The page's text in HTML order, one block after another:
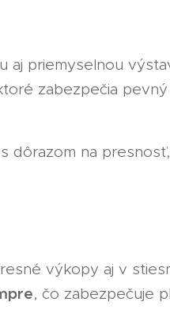
aj priemyselnou
zabezpečia
dôrazom na
výkopy aj v
, čo zabezpečuje